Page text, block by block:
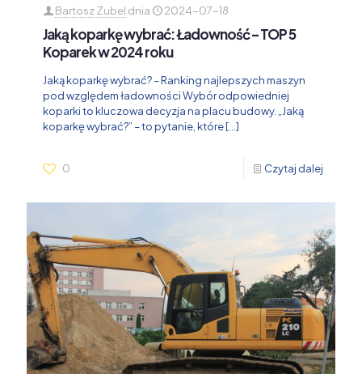
Bartosz Zubel dnia 2024-07-18
Jaką koparkę wybrać: Ładowność – TOP 5
Koparek w 2024 roku
Jaką koparkę wybrać? – Ranking najlepszych maszyn
pod względem ładowności Wybór odpowiedniej
koparki to kluczowa decyzja na placu budowy. „Jaką
koparkę wybrać?” – to pytanie, które[…]
0 Czytaj dalej